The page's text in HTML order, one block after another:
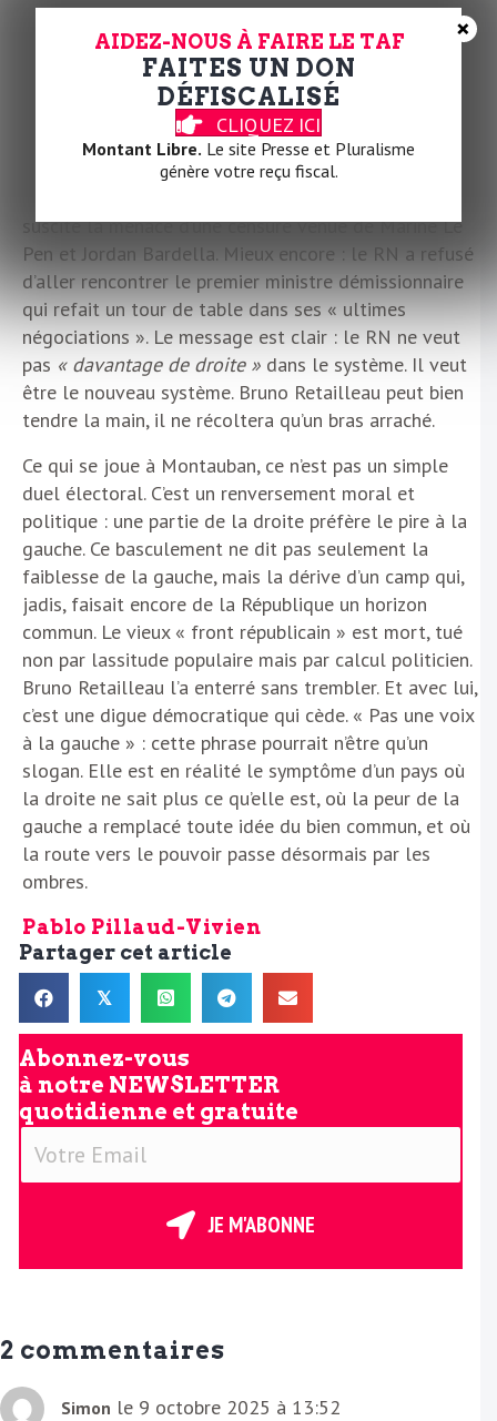
plus un gros mot, c’est un projet politique. Le RN a
changé de visage, la droite classique de boussole : la
rencontre est désormais possible, presque naturelle.
Mais attention : au RN, on ne rêve pas d’un partage
du pouvoir avec la droite, on rêve du pouvoir tout
court. On l’a vu lors de l’épisode Lecornu, ce
suscité la menace d’une censure venue de Marine Le
Pen et Jordan Bardella. Mieux encore : le RN a refusé
d’aller rencontrer le premier ministre démissionnaire
qui refait un tour de table dans ses « ultimes
négociations ». Le message est clair : le RN ne veut
pas « davantage de droite » dans le système. Il veut
être le nouveau système. Bruno Retailleau peut bien
tendre la main, il ne récoltera qu’un bras arraché.
Ce qui se joue à Montauban, ce n’est pas un simple
duel électoral. C’est un renversement moral et
politique : une partie de la droite préfère le pire à la
gauche. Ce basculement ne dit pas seulement la
faiblesse de la gauche, mais la dérive d’un camp qui,
jadis, faisait encore de la République un horizon
commun. Le vieux « front républicain » est mort, tué
non par lassitude populaire mais par calcul politicien.
Bruno Retailleau l’a enterré sans trembler. Et avec lui,
c’est une digue démocratique qui cède. « Pas une voix
à la gauche » : cette phrase pourrait n’être qu’un
slogan. Elle est en réalité le symptôme d’un pays où
la droite ne sait plus ce qu’elle est, où la peur de la
gauche a remplacé toute idée du bien commun, et où
la route vers le pouvoir passe désormais par les
ombres.
Pablo Pillaud-Vivien
Partager cet article
𝕏
Abonnez-vous
à notre NEWSLETTER
quotidienne et gratuite
V
E
i
l
JE M'ABONNE
2 commentaires
Simon le 9 octobre 2025 à 13:52
AIDEZ-NOUS À FAIRE LE TAF
FAITES UN DON
DÉFISCALISÉ
CLIQUEZ ICI
Montant Libre. Le site Presse et Pluralisme
génère votre reçu fiscal.
×